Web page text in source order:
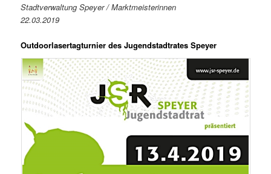
Stadtverwaltung Speyer / Marktmeisterinnen
22.03.2019
Outdoorlasertagturnier des Jugendstadtrates Speyer